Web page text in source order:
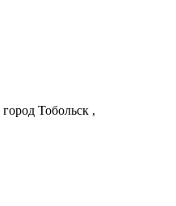
город Тобольск ,